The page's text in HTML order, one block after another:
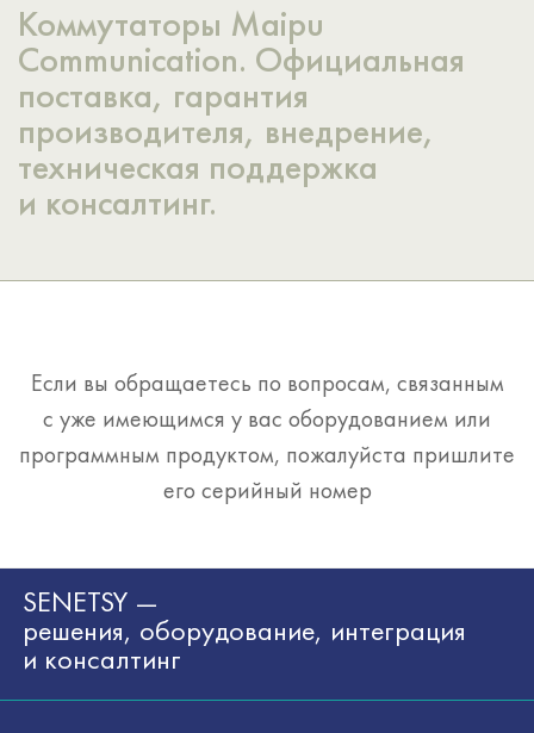
Коммутаторы Maipu
Communication. Официальная
поставка, гарантия
производителя, внедрение,
техническая поддержка
и консалтинг.
Если вы обращаетесь по вопросам, связанным
с уже имеющимся у вас оборудованием или
программным продуктом, пожалуйста пришлите
его серийный номер
SENETSY —
решения, оборудование, интеграция
и консалтинг